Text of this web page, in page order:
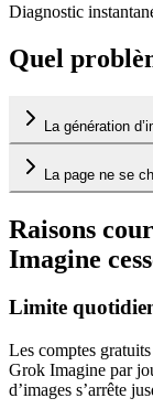
Diagnostic
Quel
La génération
La page ne se
Raisons
Imagine
Limite
Les comptes
Grok Imagine par
d’images s’arrête